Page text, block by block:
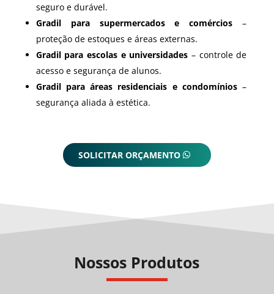
seguro e durável.
Gradil para supermercados e comércios –
proteção de estoques e áreas externas.
Gradil para escolas e universidades – controle de
acesso e segurança de alunos.
Gradil para áreas residenciais e condomínios–
segurança aliada à estética.
SOLICITAR ORÇAMENTO
Nossos Produtos